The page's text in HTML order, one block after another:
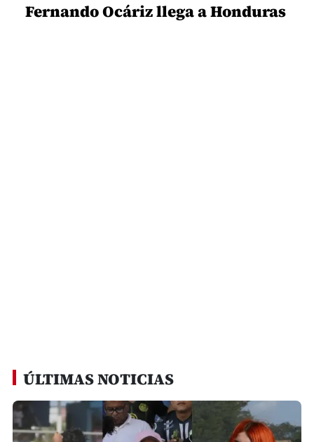
Fernando Ocáriz llega a Honduras
ÚLTIMAS NOTICIAS